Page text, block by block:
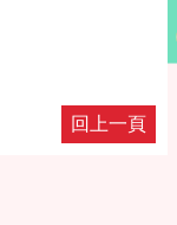
回上一頁